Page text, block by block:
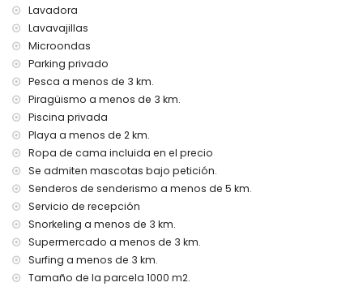
Actividades de entretenimiento y ocio para sus vacaciones
en Jávea, Costa Blanca
bar (a menos de 500 metros de la casa)
cine, teatro, discoteca, paseo marítimo (El Arenal y Jávea)
(a menos de 5 kilómetros de la casa)
Visitas y cultura en Jávea, Costa Blanca
museo (Pueblo Histórico, Jávea), iglesia (Virgen del Loreto,
Jávea), ruina (Pueblo Histórico, Jávea), monumento
(Pueblo Histórico, Jávea), edificio arquitectónico (Pueblo
Histórico, Jávea), lugar histórico (Pueblo Histórico y Jávea)
(a menos de 5 kilómetros del alojamiento)
castillo (Portal de la Vila y Denia) (a menos de 25 kilómetros
del alojamiento)
Deportes
tenis, senderismo, ciclismo de montaña, ciclismo,
Lavadora
Lavavajillas
Microondas
Parking privado
Pesca a menos de 3 km.
Piragüismo a menos de 3 km.
Piscina privada
Playa a menos de 2 km.
Ropa de cama incluida en el precio
Se admiten mascotas bajo petición.
Senderos de senderismo a menos de 5 km.
Servicio de recepción
Snorkeling a menos de 3 km.
Supermercado a menos de 3 km.
Surfing a menos de 3 km.
Tamaño de la parcela 1000 m2.